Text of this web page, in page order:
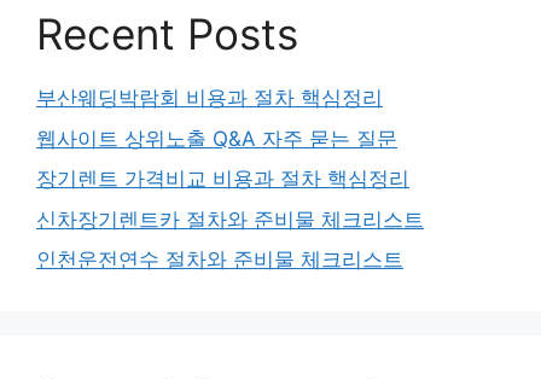
Recent Posts
부산웨딩박람회 비용과 절차 핵심정리
웹사이트 상위노출 Q&A 자주 묻는 질문
장기렌트 가격비교 비용과 절차 핵심정리
신차장기렌트카 절차와 준비물 체크리스트
인천운전연수 절차와 준비물 체크리스트